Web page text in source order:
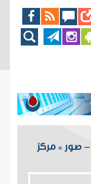
- صور » مركز